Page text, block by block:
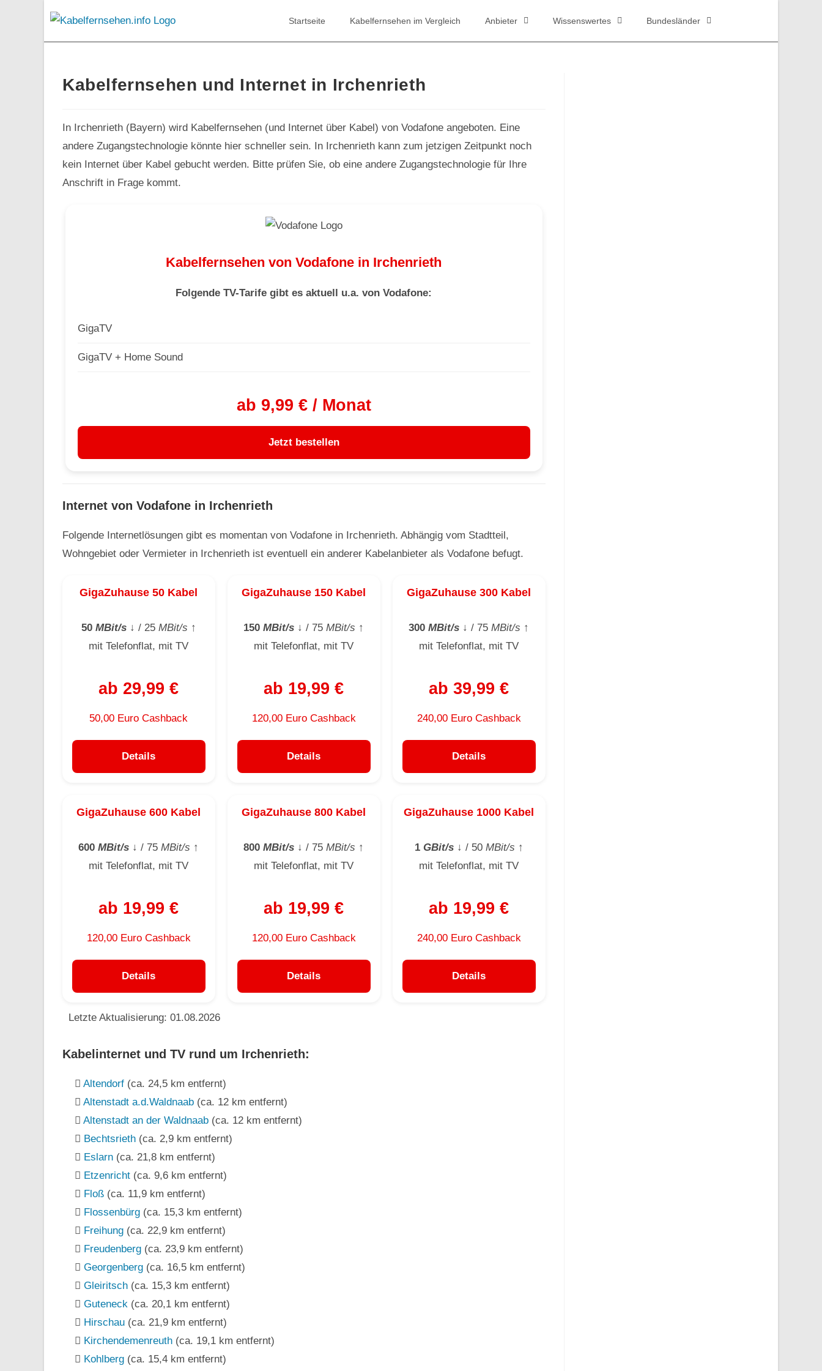
Startseite Kabelfernsehen im Vergleich Anbieter Wissenswertes Bundesländer
Kabelfernsehen und Internet in Irchenrieth
In Irchenrieth (Bayern) wird Kabelfernsehen (und Internet über Kabel) von Vodafone angeboten. Eine
andere Zugangstechnologie könnte hier schneller sein. In Irchenrieth kann zum jetzigen Zeitpunkt noch
kein Internet über Kabel gebucht werden. Bitte prüfen Sie, ob eine andere Zugangstechnologie für Ihre
Anschrift in Frage kommt.
Kabelfernsehen von Vodafone in Irchenrieth
Folgende TV-Tarife gibt es aktuell u.a. von Vodafone:
GigaTV
GigaTV + Home Sound
ab 9,99 € / Monat
Jetzt bestellen
Internet von Vodafone in Irchenrieth
Folgende Internetlösungen gibt es momentan von Vodafone in Irchenrieth. Abhängig vom Stadtteil,
Wohngebiet oder Vermieter in Irchenrieth ist eventuell ein anderer Kabelanbieter als Vodafone befugt.
GigaZuhause 50 Kabel
50MBit/s↓ / 25MBit/s ↑
mit Telefonflat, mit TV
ab 29,99 €
50,00 Euro Cashback
Details
GigaZuhause 150 Kabel
150 MBit/s ↓ / 75 MBit/s ↑
mit Telefonflat, mit TV
ab 19,99 €
120,00 Euro Cashback
Details
GigaZuhause 300 Kabel
300 MBit/s ↓ / 75 MBit/s ↑
mit Telefonflat, mit TV
ab 39,99 €
240,00 Euro Cashback
Details
GigaZuhause 600 Kabel
600 MBit/s ↓ / 75 MBit/s ↑
mit Telefonflat, mit TV
ab 19,99 €
120,00 Euro Cashback
Details
GigaZuhause 800 Kabel
800 MBit/s ↓ / 75 MBit/s ↑
mit Telefonflat, mit TV
ab 19,99 €
120,00 Euro Cashback
Details
GigaZuhause 1000 Kabel
1GBit/s↓ / 50MBit/s ↑
mit Telefonflat, mit TV
ab 19,99 €
240,00 Euro Cashback
Details
Letzte Aktualisierung: 01.08.2026
Kabelinternet und TV rund um Irchenrieth:
Altendorf (ca. 24,5 km entfernt)
Altenstadt a.d.Waldnaab (ca. 12 km entfernt)
Altenstadt an der Waldnaab (ca. 12 km entfernt)
Bechtsrieth (ca. 2,9 km entfernt)
Eslarn (ca. 21,8 km entfernt)
Etzenricht (ca. 9,6 km entfernt)
Floß (ca. 11,9 km entfernt)
Flossenbürg (ca. 15,3 km entfernt)
Freihung (ca. 22,9 km entfernt)
Freudenberg (ca. 23,9 km entfernt)
Georgenberg (ca. 16,5 km entfernt)
Gleiritsch (ca. 15,3 km entfernt)
Guteneck (ca. 20,1 km entfernt)
Hirschau (ca. 21,9 km entfernt)
Kirchendemenreuth (ca. 19,1 km entfernt)
Kohlberg (ca. 15,4 km entfernt)